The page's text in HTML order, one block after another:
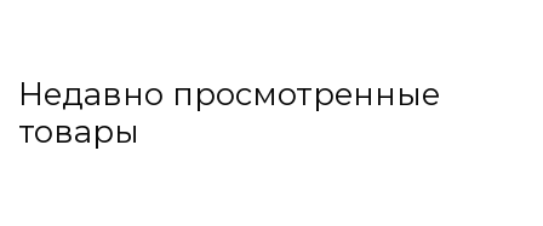
Недавно просмотренные
товары